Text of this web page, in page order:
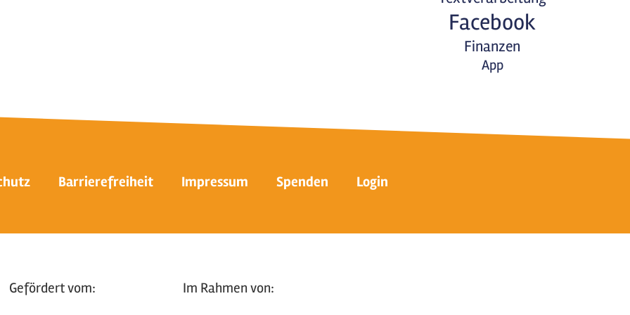
Facebook
Finanzen
App
Barrierefreiheit Impressum Spenden Login
Gefördert vom: Im Rahmen von: